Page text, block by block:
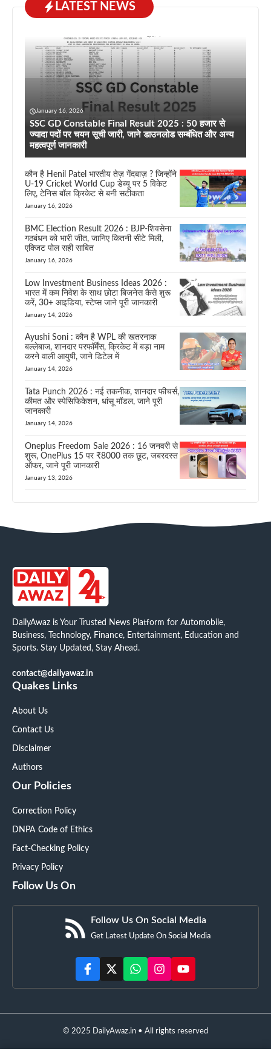
LATEST NEWS
January 16, 2026
SSC GD Constable Final Result 2025 : 50 हजार से
ज्यादा पदों पर चयन सूची जारी, जाने डाउनलोड सम्बंधित और अन्य
महत्वपूर्ण जानकारी
कौन है Henil Patel भारतीय तेज़ गेंदबाज़ ? जिन्होंने
U-19 Cricket World Cup डेब्यू पर 5 विकेट
लिए, टेनिस बॉल क्रिकेट से बनी सटीकता
January 16, 2026
BMC Election Result 2026 : BJP-शिवसेना
गठबंधन को भारी जीत, जानिए कितनी सीटे मिली,
एक्जिट पोल सही साबित
January 16, 2026
Low Investment Business Ideas 2026 :
भारत में कम निवेश के साथ छोटा बिजनेस कैसे शुरू
करें, 30+ आइडिया, स्टेप्स जाने पूरी जानकारी
January 14, 2026
Ayushi Soni : कौन है WPL की खतरनाक
बल्लेबाज, शानदार परफॉर्मेंस, क्रिकेट में बड़ा नाम
करने वाली आयुषी, जाने डिटेल में
January 14, 2026
Tata Punch 2026 : नई तकनीक, शानदार फीचर्स,
कीमत और स्पेसिफिकेशन, धांसू मॉडल, जाने पूरी
जानकारी
January 14, 2026
Oneplus Freedom Sale 2026 : 16 जनवरी से
शुरू, OnePlus 15 पर ₹8000 तक छूट, जबरदस्त
ऑफर, जाने पूरी जानकारी
January 13, 2026
DailyAwaz is Your Trusted News Platform for Automobile,
Business, Technology, Finance, Entertainment, Education and
Sports. Stay Updated, Stay Ahead.
contact@dailyawaz.in
Quakes Links
About Us
Contact Us
Disclaimer
Authors
Our Policies
Correction Policy
DNPA Code of Ethics
Fact-Checking Policy
Privacy Policy
Follow Us On
Follow Us On Social Media
Get Latest Update On Social Media
© 2025 DailyAwaz.in • All rights reserved